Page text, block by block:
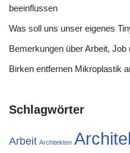
beeinflussen
Was soll uns unser eigenes
Bemerkungen über Arbeit, Job
Birken entfernen Mikroplastik
Schlagwörter
Arbeit Architekten